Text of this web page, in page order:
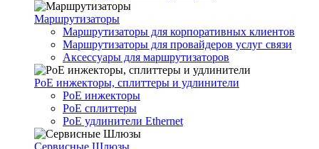
Маршрутизаторы
Маршрутизаторы для корпоративных клиентов
Маршрутизаторы для провайдеров услуг связи
Аксессуары для маршрутизаторов
PoE инжекторы, сплиттеры и удлинители
PoE инжекторы
PoE сплиттеры
PoE удлинители Ethernet
Сервисные Шлюзы